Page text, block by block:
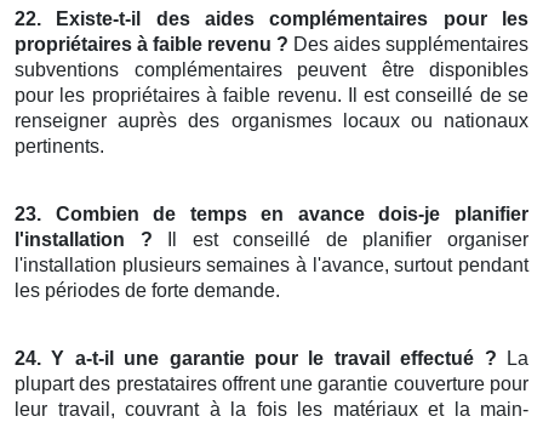
22. Existe-t-il des aides complémentaires pour les
propriétaires à faible revenu ? Des aides supplémentaires
subventions complémentaires peuvent être disponibles
pour les propriétaires à faible revenu. Il est conseillé de se
renseigner auprès des organismes locaux ou nationaux
pertinents.
23. Combien de temps en avance dois-je planifier
l'installation ? Il est conseillé de planifier organiser
l'installation plusieurs semaines à l'avance, surtout pendant
les périodes de forte demande.
24. Y a-t-il une garantie pour le travail effectué ? La
plupart des prestataires offrent une garantie couverture pour
leur travail, couvrant à la fois les matériaux et la main-